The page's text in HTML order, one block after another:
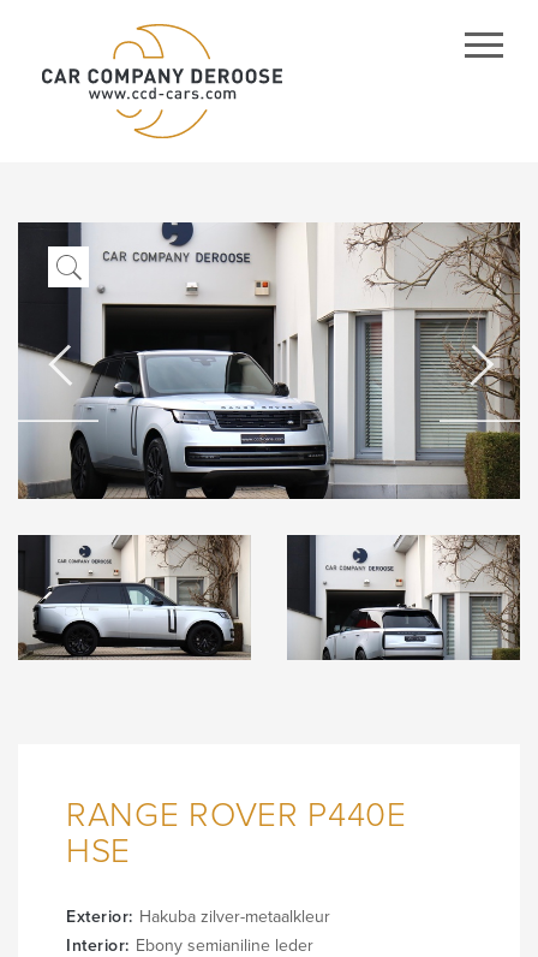
RANGE ROVER P440E
HSE
Exterior: Hakuba zilver-metaalkleur
Interior: Ebony semianiline leder